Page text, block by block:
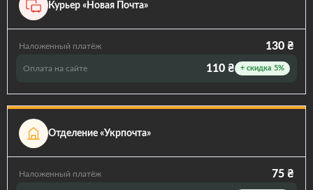
Курьер «Новая Почта»
Наложенный платёж 130 ₴
Оплата на сайте 110 ₴ + скидка 5%
Отделение «Укрпочта»
Наложенный платёж 75 ₴